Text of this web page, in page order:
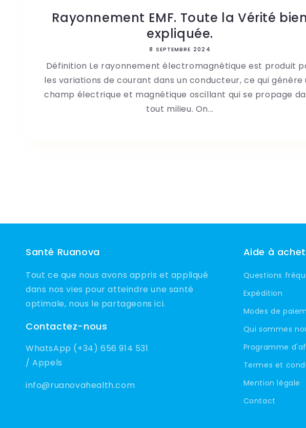
Rayonnement EMF. Toute la Vérité bien
expliquée.
8 SEPTEMBRE 2024
Définition Le rayonnement électromagnétique est produit
les variations de courant dans un conducteur, ce qui génère
champ électrique et magnétique oscillant qui se propage
tout milieu. On...
Santé Ruanova
Tout ce que nous avons appris et appliqué
dans nos vies pour atteindre une santé
optimale, nous le partageons ici.
Contactez-nous
WhatsApp (+34) 656 914 531
/ Appels
info@ruanovahealth.com
Aide à
Questions
Expédition
Modes de
Qui sommes
Programme
Termes et
Mention légale
Contact